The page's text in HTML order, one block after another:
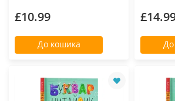
£10.99
До кошика